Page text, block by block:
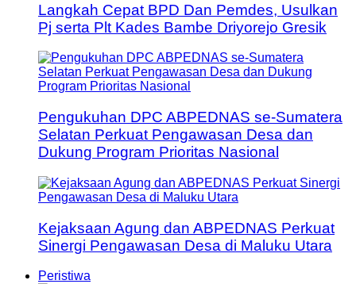
Langkah Cepat BPD Dan Pemdes, Usulkan
Pj serta Plt Kades Bambe Driyorejo Gresik
Pengukuhan DPC ABPEDNAS se-Sumatera
Selatan Perkuat Pengawasan Desa dan
Dukung Program Prioritas Nasional
Kejaksaan Agung dan ABPEDNAS Perkuat
Sinergi Pengawasan Desa di Maluku Utara
Peristiwa